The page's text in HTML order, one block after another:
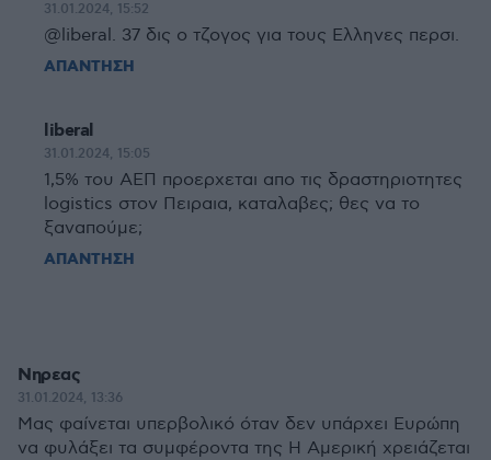
31.01.2024, 15:52
@liberal. 37 δις ο τζογος για τους Ελληνες περσι.
ΑΠΑΝΤΗΣΗ
liberal
31.01.2024, 15:05
1,5% του ΑΕΠ προερχεται απο τις δραστηριοτητες
logistics στον Πειραια, καταλαβες; θες να το
ξαναπούμε;
ΑΠΑΝΤΗΣΗ
Νηρεας
31.01.2024, 13:36
Μας φαίνεται υπερβολικό όταν δεν υπάρχει Ευρώπη
να φυλάξει τα συμφέροντα της Η Αμερική χρειάζεται